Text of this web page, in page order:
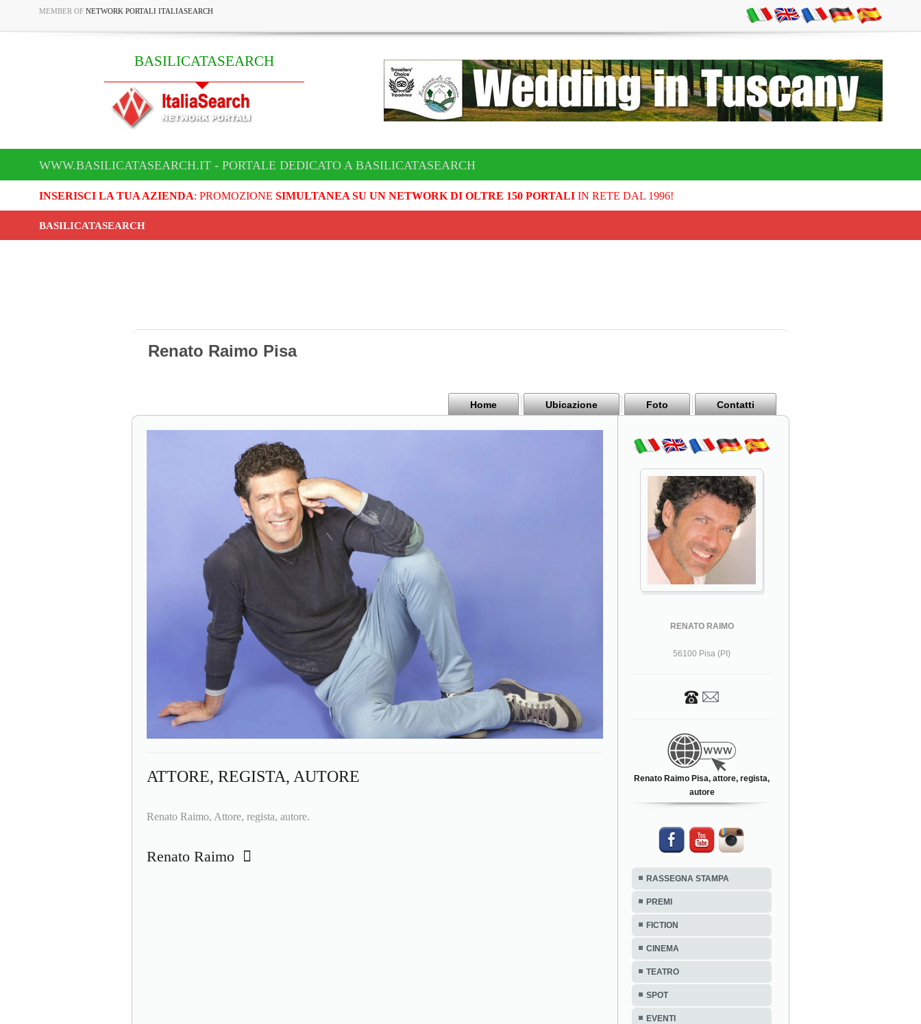
MEMBER OF NETWORK PORTALI ITALIASEARCH
BASILICATASEARCH
WWW.BASILICATASEARCH.IT - PORTALE DEDICATO A BASILICATASEARCH
INSERISCI LA TUA AZIENDA: PROMOZIONE SIMULTANEA SU UN NETWORK DI OLTRE 150 PORTALIIN RETE DAL 1996!
BASILICATASEARCH
Renato Raimo Pisa
Home Ubicazione Foto Contatti
ATTORE, REGISTA, AUTORE
Renato Raimo, Attore, regista, autore.
Renato Raimo
RENATO RAIMO
56100 Pisa (PI)
Renato Raimo Pisa, attore, regista,
autore
RASSEGNA STAMPA
PREMI
FICTION
CINEMA
TEATRO
SPOT
EVENTI